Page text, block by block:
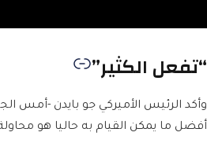
“تفعل الكثير”
وأكد الرئيس الأميركي جو بايدن -أمس
أفضل ما يمكن القيام به حاليا هو